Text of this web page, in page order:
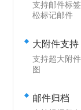
支持邮件标
松标记邮件
大附件支持
支持超大附
图
邮件归档